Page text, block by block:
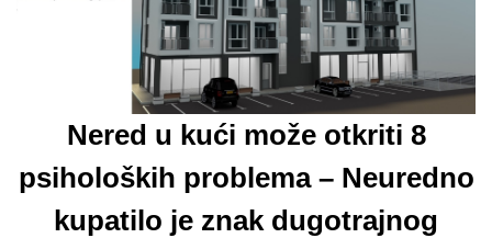
Nered u kući može otkriti 8
psiholoških problema – Neuredno
kupatilo je znak dugotrajnog